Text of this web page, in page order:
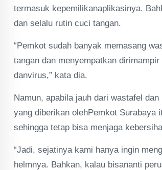
termasuk kepemilikanaplikasinya.
dan selalu rutin cuci tangan.
“Pemkot sudah banyak memasang
tangan dan menyempatkan
danvirus,” kata dia.
Namun, apabila jauh dari wastafel
yang diberikan olehPemkot Surabaya
sehingga tetap bisa menjaga
“Jadi, sejatinya kami hanya ingin
helmnya. Bahkan, kalau bisananti